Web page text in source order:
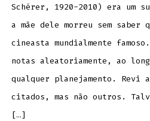
Schérer, 1920-2010) era um
a mãe dele morreu sem
cineasta mundialmente
notas aleatoriamente, ao
qualquer planejamento. Revi
citados, mas não outros.
[…]